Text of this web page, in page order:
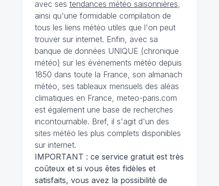
avec ses tendances météo saisonnières
ainsi qu'une formidable compilation de
tous les liens météo utiles que l'on peut
trouver sur internet. Enfin, avec sa
banque de données UNIQUE (chronique
météo) sur les événements météo depuis
1850 dans toute la France, son almanach
météo, ses tableaux mensuels des aléas
climatiques en France, meteo-paris.com
est également une base de recherches
incontournable. Bref, il s'agit d'un des
sites météo les plus complets disponibles
sur internet.
IMPORTANT : ce service gratuit est très
coûteux et si vous êtes fidèles et
satisfaits, vous avez la possibilité de